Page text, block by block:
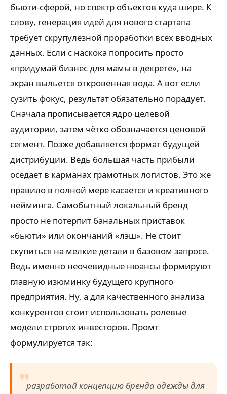
бьюти-сферой, но спектр объектов куда шире. К
слову, генерация идей для нового стартапа
требует скрупулёзной проработки всех вводных
данных. Если с наскока попросить просто
«придумай бизнес для мамы в декрете», на
экран выльется откровенная вода. А вот если
сузить фокус, результат обязательно порадует.
Сначала прописывается ядро целевой
аудитории, затем чётко обозначается ценовой
сегмент. Позже добавляется формат будущей
дистрибуции. Ведь большая часть прибыли
оседает в карманах грамотных логистов. Это же
правило в полной мере касается и креативного
нейминга. Самобытный локальный бренд
просто не потерпит банальных приставок
«бьюти» или окончаний «лэш». Не стоит
скупиться на мелкие детали в базовом запросе.
Ведь именно неочевидные нюансы формируют
главную изюминку будущего крупного
предприятия. Ну, а для качественного анализа
конкурентов стоит использовать ролевые
модели строгих инвесторов. Промт
формулируется так:
разработай концепцию бренда одежды для